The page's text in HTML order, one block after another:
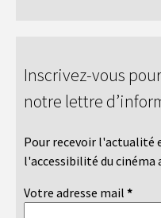
Inscrivez-vous
notre lettre
Pour recevoir l'actualité
l'accessibilité du cinéma
Votre adresse mail *